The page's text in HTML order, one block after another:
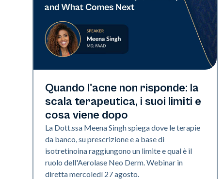
Neo Elite
Quando l'acne non risponde: la
scala terapeutica, i suoi limiti e
cosa viene dopo
La Dott.ssa Meena Singh spiega dove le terapie
da banco, su prescrizione e a base di
isotretinoina raggiungono un limite e qual è il
ruolo dell'Aerolase Neo Derm. Webinar in
diretta mercoledì 27 agosto.